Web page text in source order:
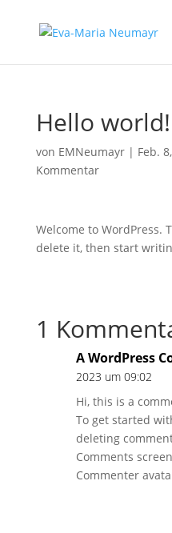
Hello world!
von EMNeumayr| Feb.
Kommentar
Welcome to WordPress.
delete it, then start
1
A WordPress
2023 um 09:02
Hi, this is a
To get started
deleting
Comments
Commenter